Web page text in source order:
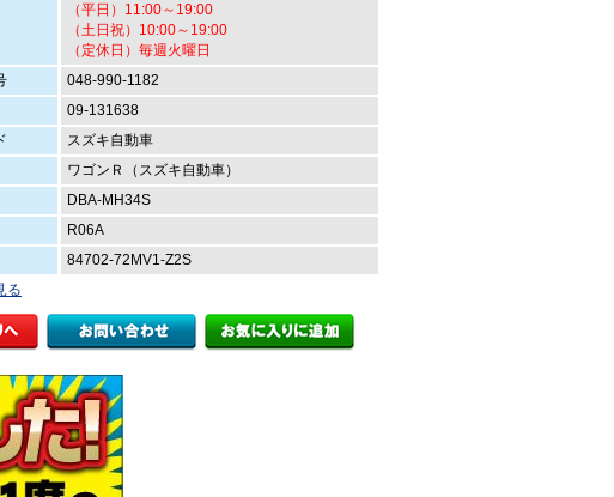
（平日）11:00～19:00
（土日祝）10:00～19:00
（定休日）毎週火曜日
048-990-1182
09-131638
スズキ自動車
ワゴンＲ（スズキ自動車）
DBA-MH34S
R06A
84702-72MV1-Z2S
る